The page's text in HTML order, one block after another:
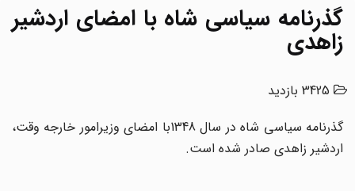
گذرنامه سیاسی شاه با امضای اردشیر
زاهدی
3425 بازدید
گذرنامه سیاسی شاه در سال 1348با امضای وزیرامور خارجه وقت،
اردشیر زاهدی صادر شده است.